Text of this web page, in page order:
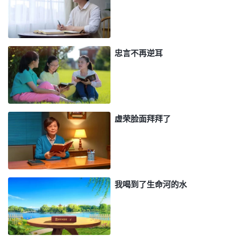
在消极软弱中，甚至破罐子破摔；当上层带领来信让
推选人去参选带领时，我便蠢蠢欲动充当急先锋；当
看到推选的是另一个姊妹时，我就心存嫉妒并有意贬
低她；因没有得到地位，我开始灰心失望，失去了尽
本分的动力，满了应付糊弄，坑害了弟兄姊妹，也给
教会工作带来了一些亏损和拦阻。看到自己这一路走
来，不在神给的托付上下功夫，处处为地位患得患
失，活得真是苦不堪言。我宝爱地位不宝爱神给我的
托付，为得到更高的地位处心积虑地树立自己，走的
不正是敌基督灭亡的道路吗？此时我更加消极，躺在
床上像散了架一样，动都动不了了，呆呆地望着天花
板，喃喃自语：我真的就败在地位上了吗？我该怎么
走以后的路呢？痛苦中我来到神面前
我知道我的所做所行令你厌憎、恨恶，但我不愿活在
消极中，愿神带领、开启我，使我能明白您的心
忠言不再逆耳
虚荣脸面拜拜了
我喝到了生命河的水